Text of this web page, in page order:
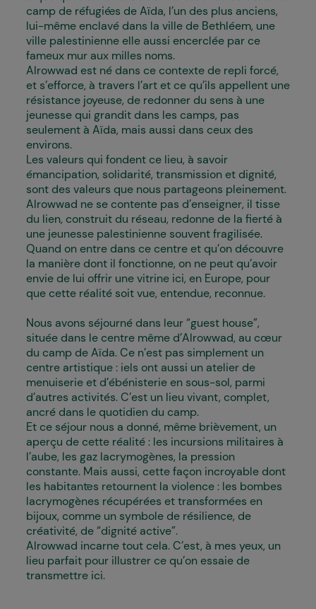
camp de réfugié·es de Aïda, l’un des plus anciens,
lui-même enclavé dans la ville de Bethléem, une
ville palestinienne elle aussi encerclée par ce
fameux mur aux milles noms.
Alrowwad est né dans ce contexte de repli forcé,
et s’efforce, à travers l’art et ce qu’ils appellent une
résistance joyeuse, de redonner du sens à une
jeunesse qui grandit dans les camps, pas
seulement à Aïda, mais aussi dans ceux des
environs.
Les valeurs qui fondent ce lieu, à savoir
émancipation, solidarité, transmission et dignité,
sont des valeurs que nous partageons pleinement.
Alrowwad ne se contente pas d’enseigner, il tisse
du lien, construit du réseau, redonne de la fierté à
une jeunesse palestinienne souvent fragilisée.
Quand on entre dans ce centre et qu’on découvre
la manière dont il fonctionne, on ne peut qu’avoir
envie de lui offrir une vitrine ici, en Europe, pour
que cette réalité soit vue, entendue, reconnue.
Nous avons séjourné dans leur “guest house”,
située dans le centre même d’Alrowwad, au cœur
du camp de Aïda. Ce n’est pas simplement un
centre artistique : iels ont aussi un atelier de
menuiserie et d’ébénisterie en sous-sol, parmi
d’autres activités. C’est un lieu vivant, complet,
ancré dans le quotidien du camp.
Et ce séjour nous a donné, même brièvement, un
aperçu de cette réalité : les incursions militaires à
l’aube, les gaz lacrymogènes, la pression
constante. Mais aussi, cette façon incroyable dont
les habitant·es retournent la violence : les bombes
lacrymogènes récupérées et transformées en
bijoux, comme un symbole de résilience, de
créativité, de “dignité active”.
Alrowwad incarne tout cela. C’est, à mes yeux, un
lieu parfait pour illustrer ce qu’on essaie de
transmettre ici.